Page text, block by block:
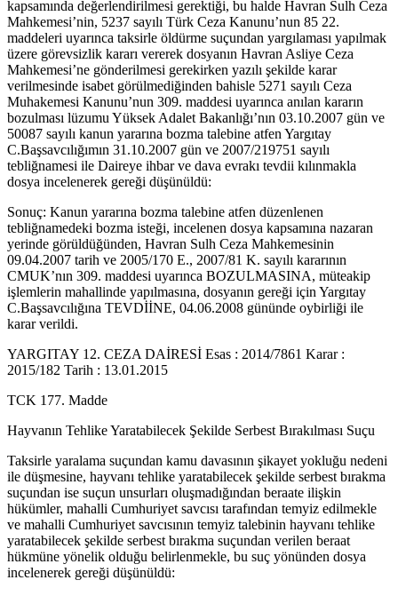
kapsamında değerlendirilmesi gerektiği, bu halde Havran Sulh Ceza
Mahkemesi’nin, 5237 sayılı Türk Ceza Kanunu’nun 85 22.
maddeleri uyarınca taksirle öldürme suçundan yar­gılaması yapılmak
üzere görevsizlik kararı vererek dosyanın Havran Asliye Ceza
Mahkemesi’ne gönderilmesi gerekirken yazılı şekilde karar
verilmesinde isabet görülmediğinden bahisle 5271 sayılı Ceza
Muhakemesi Kanunu’nun 309. maddesi uyarınca anılan kararın
bozulması lüzumu Yüksek Adalet Bakanlığı’nın 03.10.2007 gün ve
50087 sayılı kanun yararına bozma talebine atfen Yargıtay
C.Başsavcılığımın 31.10.2007 gün ve 2007/219751 sayılı
tebliğnamesi ile Daireye ihbar ve dava evrakı tevdii kılınmakla
dosya incelenerek gereği düşünüldü:
Sonuç: Kanun yararına bozma talebine atfen düzenlenen
tebliğnamedeki bozma isteği, incelenen dosya kapsamına nazaran
yerinde görüldüğünden, Havran Sulh Ceza Mahkemesinin
09.04.2007 tarih ve 2005/170 E., 2007/81 K. sayılı kararının
CMUK’nın 309. maddesi uyarınca BOZULMASINA, mü­teakip
işlemlerin mahallinde yapılmasına, dosyanın gereği için Yargıtay
C.Baş­savcılığına TEVDİİNE, 04.06.2008 gününde oybirliği ile
karar verildi.
YARGITAY 12. CEZA DAİRESİ Esas : 2014/7861 Karar :
2015/182 Tarih : 13.01.2015
TCK 177. Madde
Hayvanın Tehlike Yaratabilecek Şekilde Serbest Bırakılması Suçu
Taksirle yaralama suçundan kamu davasının şikayet yokluğu nedeni
ile düşmesine, hayvanı tehlike yaratabilecek şekilde serbest bırakma
suçundan ise suçun unsurları oluşmadığından beraate ilişkin
hükümler, mahalli Cumhuriyet savcısı tarafından temyiz edilmekle
ve mahalli Cumhuriyet savcısının temyiz talebinin hayvanı tehlike
yaratabilecek şekilde serbest bırakma suçundan verilen beraat
hükmüne yönelik olduğu belirlenmekle, bu suç yönünden dosya
incelenerek gereği düşünüldü: